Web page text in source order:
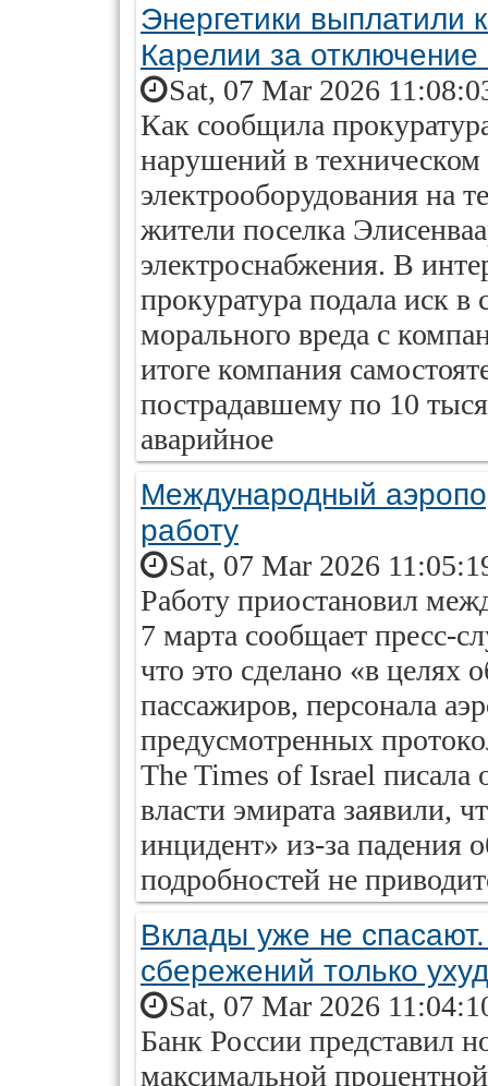
Энергетики выплатили
Карелии за отключение
Sat, 07 Mar 2026
Как сообщила
нарушений в
электрооборудования на
жители поселка
электроснабжения. В
прокуратура подала иск в
морального вреда с
итоге компания
пострадавшему по 10
аварийное
Международный
работу
Sat, 07 Mar 2026
Работу приостановил
7 марта сообщает пресс-
что это сделано «в целях
пассажиров, персонала
предусмотренных
The Times of Israel писала
власти эмирата заявили,
инцидент» из-за падения
подробностей не
Вклады уже не
сбережений только
Sat, 07 Mar 2026
Банк России представил
максимальной